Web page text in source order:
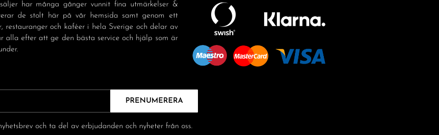
har många gånger vunnit fina utmärkelser &
de stolt här på vår hemsida samt genom ett
restauranger och kaféer i hela Sverige och delar av
alla efter att ge den bästa service och hjälp som är
PRENUMERERA
och ta del av erbjudanden och nyheter från oss.